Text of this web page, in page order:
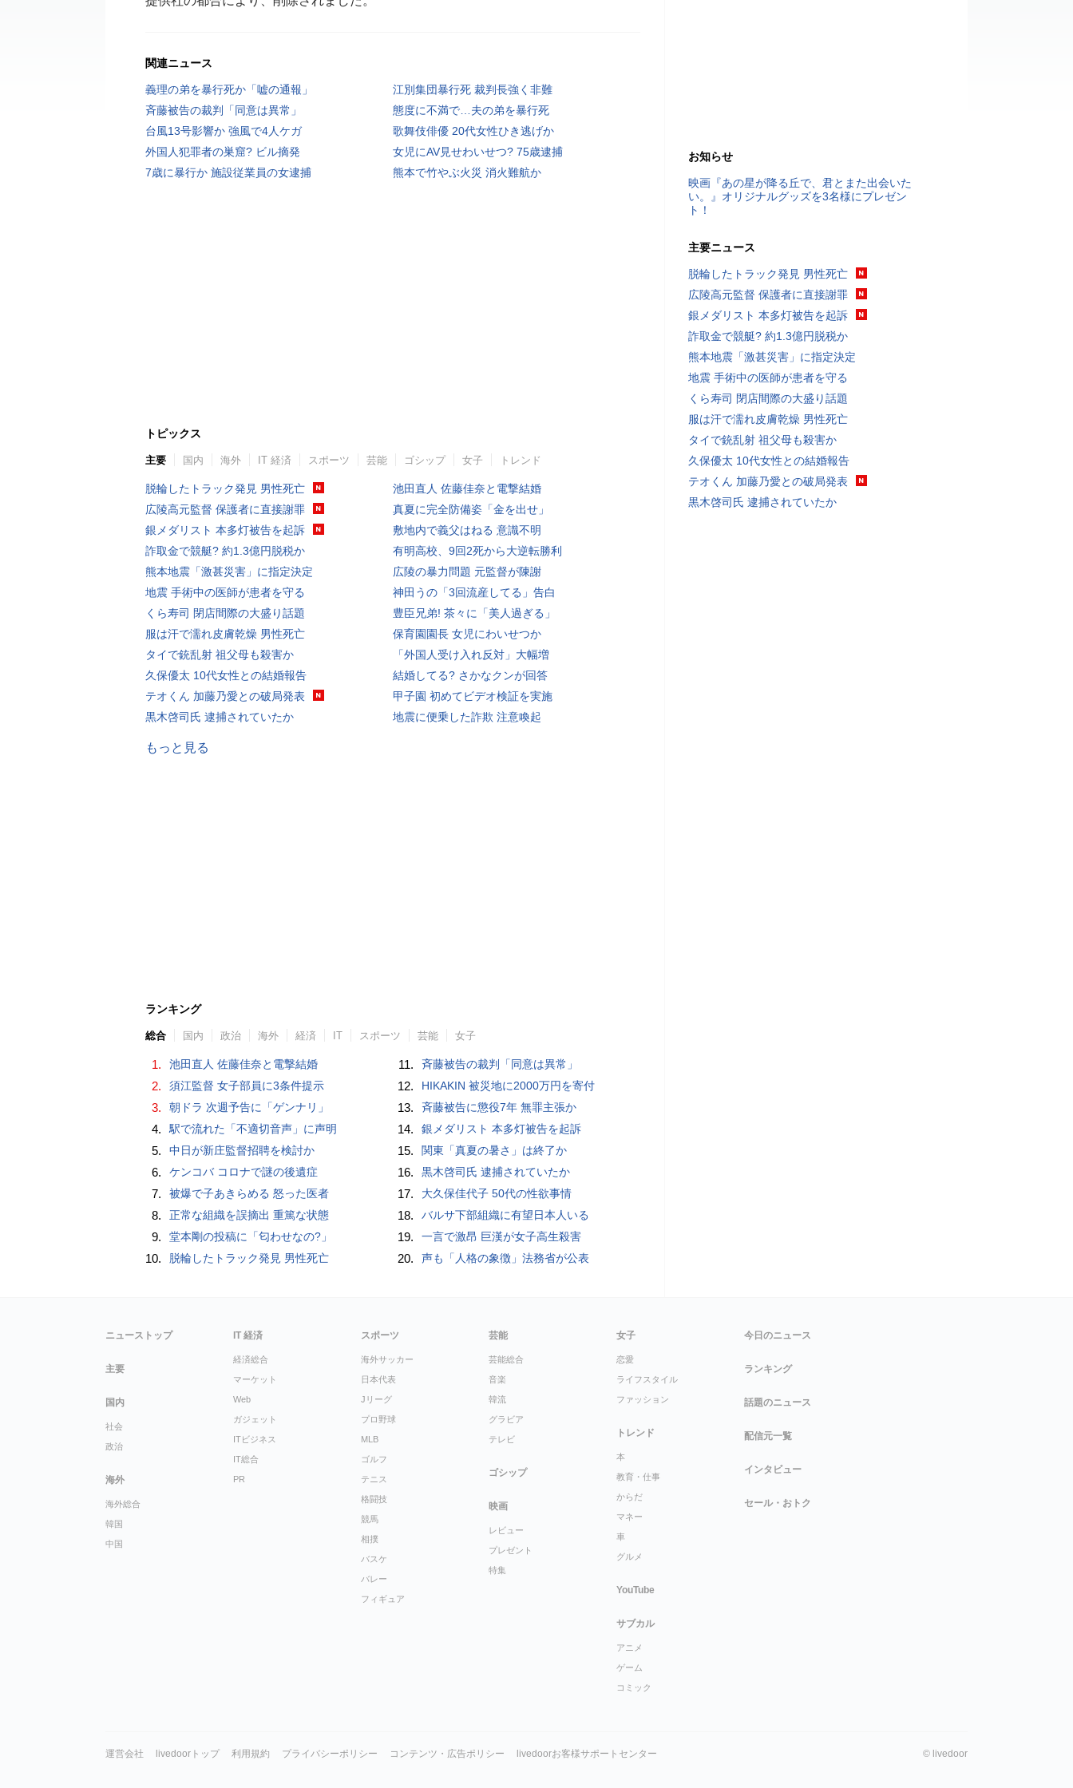
関連ニュース
義理の弟を暴行死か「嘘の通報」
江別集団暴行死 裁判長強く非難
斉藤被告の裁判「同意は異常」
態度に不満で…夫の弟を暴行死
台風13号影響か 強風で4人ケガ
歌舞伎俳優 20代女性ひき逃げか
外国人犯罪者の巣窟? ビル摘発
女児にAV見せわいせつ? 75歳逮捕
7歳に暴行か 施設従業員の女逮捕
熊本で竹やぶ火災 消火難航か
トピックス
主要 国内 海外 IT 経済 スポーツ 芸能 ゴシップ 女子 トレンド
脱輪したトラック発見 男性死亡
広陵高元監督 保護者に直接謝罪
銀メダリスト 本多灯被告を起訴
詐取金で競艇? 約1.3億円脱税か
熊本地震「激甚災害」に指定決定
地震 手術中の医師が患者を守る
くら寿司 閉店間際の大盛り話題
服は汗で濡れ皮膚乾燥 男性死亡
タイで銃乱射 祖父母も殺害か
久保優太 10代女性との結婚報告
テオくん 加藤乃愛との破局発表
黒木啓司氏 逮捕されていたか
池田直人 佐藤佳奈と電撃結婚
真夏に完全防備姿「金を出せ」
敷地内で義父はねる 意識不明
有明高校、9回2死から大逆転勝利
広陵の暴力問題 元監督が陳謝
神田うの「3回流産してる」告白
豊臣兄弟! 茶々に「美人過ぎる」
保育園園長 女児にわいせつか
「外国人受け入れ反対」大幅増
結婚してる? さかなクンが回答
甲子園 初めてビデオ検証を実施
地震に便乗した詐欺 注意喚起
もっと見る
ランキング
総合 国内 政治 海外 経済 IT スポーツ 芸能 女子
1. 池田直人 佐藤佳奈と電撃結婚
2. 須江監督 女子部員に3条件提示
3. 朝ドラ 次週予告に「ゲンナリ」
4. 駅で流れた「不適切音声」に声明
5. 中日が新庄監督招聘を検討か
6. ケンコバ コロナで謎の後遺症
7. 被爆で子あきらめる 怒った医者
8. 正常な組織を誤摘出 重篤な状態
9. 堂本剛の投稿に「匂わせなの?」
10. 脱輪したトラック発見 男性死亡
11. 斉藤被告の裁判「同意は異常」
12. HIKAKIN 被災地に2000万円を寄付
13. 斉藤被告に懲役7年 無罪主張か
14. 銀メダリスト 本多灯被告を起訴
15. 関東「真夏の暑さ」は終了か
16. 黒木啓司氏 逮捕されていたか
17. 大久保佳代子 50代の性欲事情
18. バルサ下部組織に有望日本人いる
19. 一言で激昂 巨漢が女子高生殺害
20. 声も「人格の象徴」法務省が公表
お知らせ
映画『あの星が降る丘で、君とまた出会いた
い。』オリジナルグッズを3名様にプレゼン
ト！
主要ニュース
脱輪したトラック発見 男性死亡
広陵高元監督 保護者に直接謝罪
銀メダリスト 本多灯被告を起訴
詐取金で競艇? 約1.3億円脱税か
熊本地震「激甚災害」に指定決定
地震 手術中の医師が患者を守る
くら寿司 閉店間際の大盛り話題
服は汗で濡れ皮膚乾燥 男性死亡
タイで銃乱射 祖父母も殺害か
久保優太 10代女性との結婚報告
テオくん 加藤乃愛との破局発表
黒木啓司氏 逮捕されていたか
ニューストップ
主要
国内
社会
政治
海外
海外総合
韓国
中国
IT 経済
経済総合
マーケット
Web
ガジェット
ITビジネス
IT総合
PR
スポーツ
海外サッカー
日本代表
Jリーグ
プロ野球
MLB
ゴルフ
テニス
格闘技
競馬
相撲
バスケ
バレー
フィギュア
芸能
芸能総合
音楽
韓流
グラビア
テレビ
ゴシップ
映画
レビュー
プレゼント
特集
女子
恋愛
ライフスタイル
ファッション
トレンド
本
教育・仕事
からだ
マネー
車
グルメ
YouTube
サブカル
アニメ
ゲーム
コミック
今日のニュース
ランキング
話題のニュース
配信元一覧
インタビュー
セール・おトク
運営会社 livedoorトップ 利用規約 プライバシーポリシー コンテンツ・広告ポリシー livedoorお客様サポートセンター © livedoor